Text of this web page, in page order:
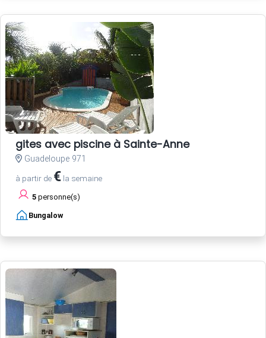
gites avec piscine à Sainte-Anne
Guadeloupe 971
à partir de € la semaine
5 personne(s)
Bungalow